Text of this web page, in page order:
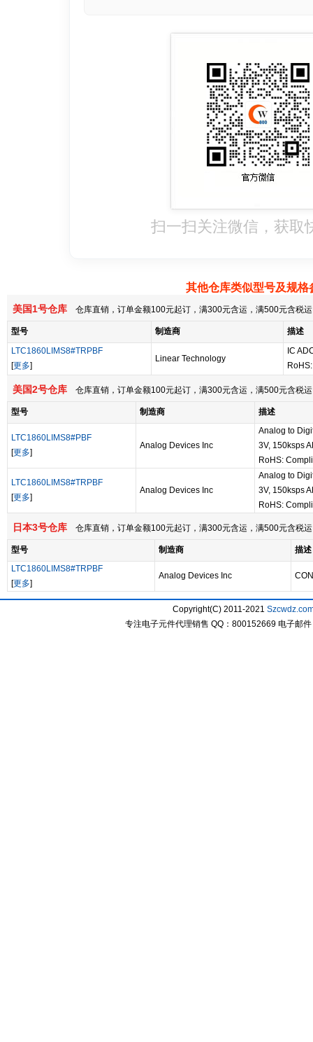
扫一扫关注微信，获取
其他仓库类似型号及规格
美国1号仓库 仓库直销，订单金额100元起订，满300元含运，满500元含税
型号 制造商
描述
LTC1860LIMS8#TRPBF
[更多]
Linear Technology
IC
美国2号仓库 仓库直销，订单金额100元起订，满300元含运，满500元含税
型号 制造商 描述
LTC1860LIMS8#PBF
[更多]
Analog Devices Inc
Analog to
3V, 150ksps
RoHS:
LTC1860LIMS8#TRPBF
[更多]
Analog Devices Inc
Analog to
3V, 150ksps
RoHS:
日本3号仓库 仓库直销，订单金额100元起订，满300元含运，满500元含税
型号 制造商
描述
LTC1860LIMS8#TRPBF
[更多]
Analog Devices Inc
Copyright(C) 2011-2021
专注电子元件代理销售 QQ：800152669 电子邮